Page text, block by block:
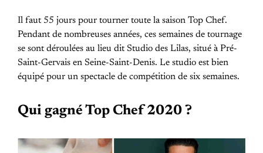
Il faut 55 jours pour tourner toute la saison Top Chef.
Pendant de nombreuses années, ces semaines de tournage
se sont déroulées au lieu dit Studio des Lilas, situé à Pré-
Saint-Gervais en Seine-Saint-Denis. Le studio est bien
équipé pour un spectacle de compétition de six semaines.
Qui gagné Top Chef 2020 ?